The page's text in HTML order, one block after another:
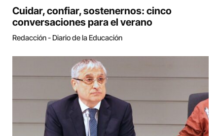
Cuidar, confiar, sostenernos: cinco
conversaciones para el verano
Redacción - Diario de la Educación